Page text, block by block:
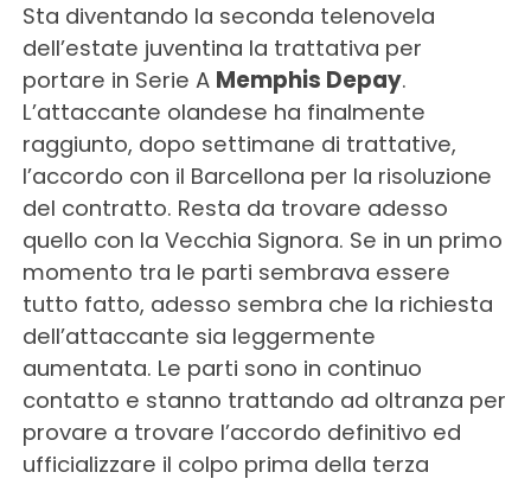
Sta diventando la seconda telenovela
dell’estate juventina la trattativa per
portare in Serie A Memphis Depay.
L’attaccante olandese ha finalmente
raggiunto, dopo settimane di trattative,
l’accordo con il Barcellona per la risoluzione
del contratto. Resta da trovare adesso
quello con la Vecchia Signora. Se in un primo
momento tra le parti sembrava essere
tutto fatto, adesso sembra che la richiesta
dell’attaccante sia leggermente
aumentata. Le parti sono in continuo
contatto e stanno trattando ad oltranza per
provare a trovare l’accordo definitivo ed
ufficializzare il colpo prima della terza